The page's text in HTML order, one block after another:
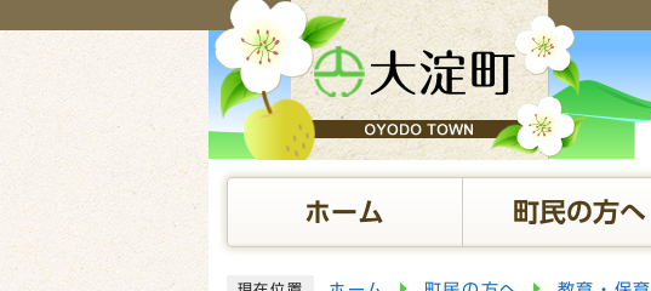
ホーム 町民の方へ
ここから本文です